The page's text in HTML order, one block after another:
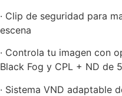
· Clip de seguridad para
escena
· Controla tu imagen con
Black Fog y CPL + ND de
· Sistema VND adaptable